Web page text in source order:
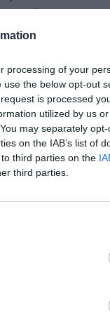
processing of your
the below opt-out
is processed
utilized by us
may separately
on the IAB’s list of
third parties on the
third parties.
ter
nadzorom
sovpadale z
z
takšna
in izrazil
ki bo
se ustavi
ZDA